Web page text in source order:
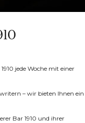
jede Woche mit einer
– wir bieten Ihnen ein
Bar 1910 und ihrer